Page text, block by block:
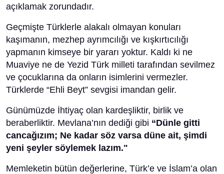
açıklamak zorundadır.
Geçmişte Türklerle alakalı olmayan konuları
kaşımanın, mezhep ayrımcılığı ve kışkırtıcılığı
yapmanın kimseye bir yararı yoktur. Kaldı ki ne
Muaviye ne de Yezid Türk milleti tarafından sevilmez
ve çocuklarına da onların isimlerini vermezler.
Türklerde “Ehli Beyt” sevgisi imandan gelir.
Günümüzde İhtiyaç olan kardeşliktir, birlik ve
beraberliktir. Mevlana’nın dediği gibi “Dünle gitti
cancağızım; Ne kadar söz varsa düne ait, şimdi
yeni şeyler söylemek lazım."
Memleketin bütün değerlerine, Türk’e ve İslam’a olan